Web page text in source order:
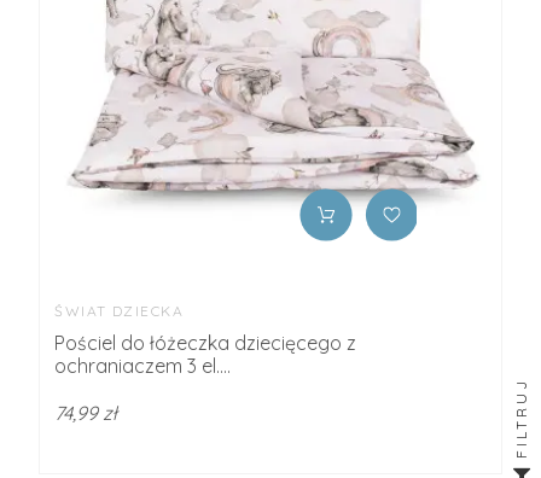
ŚWIAT DZIECKA
Pościel do łóżeczka dziecięcego z
ochraniaczem 3 el....
74,99 zł
FILTRUJ